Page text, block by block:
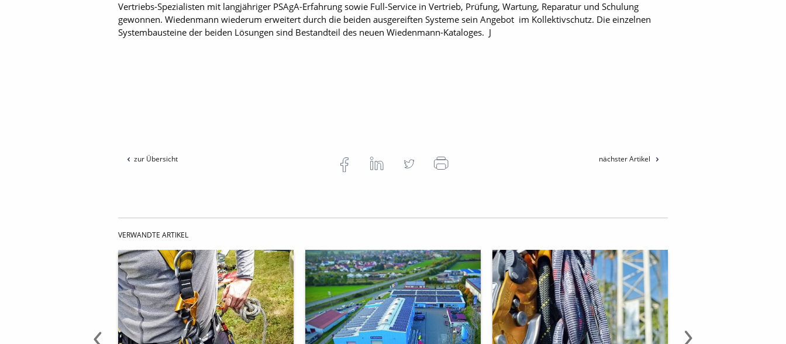
Vertriebs-Spezialisten mit langjähriger PSAgA-Erfahrung sowie Full-Service in Vertrieb, Prüfung, Wartung, Reparatur und Schulung
gewonnen. Wiedenmann wiederum erweitert durch die beiden ausgereiften Systeme sein Angebot im Kollektivschutz. Die einzelnen
Systembausteine der beiden Lösungen sind Bestandteil des neuen Wiedenmann-Kataloges. J
zur Übersicht nächster Artikel
VERWANDTE ARTIKEL